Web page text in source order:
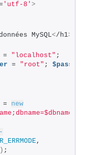
'utf-8' >
MySQL</h1>
= "localhost"
= "root" ; $pass
= new
-
,
) ;